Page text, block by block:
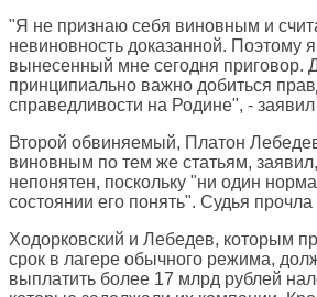
"Я не признаю себя виновным и
невиновность доказанной. Поэтому
вынесенный мне сегодня приговор.
принципиально важно добиться
справедливости на Родине", -
Второй обвиняемый, Платон
виновным по тем же статьям,
непонятен, поскольку "ни один
состоянии его понять". Судья
Ходорковский и Лебедев, которым
срок в лагере обычного режима,
выплатить более 17 млрд рублей